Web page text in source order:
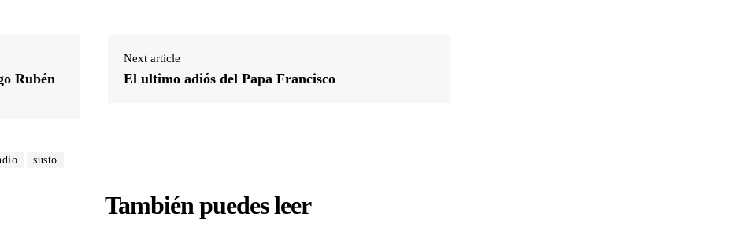
Rubén
Next article
El ultimo adiós del Papa Francisco
susto
También puedes leer